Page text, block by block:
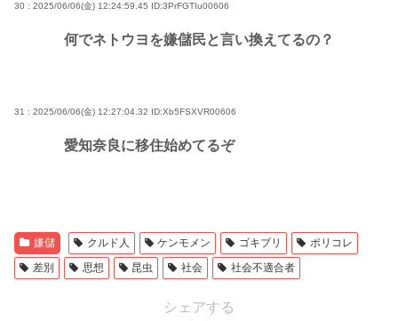
30 : 2025/06/06(金) 12:24:59.45 ID:3PrFGTIu00606
何でネトウヨを嫌儲民と言い換えてるの？
31 : 2025/06/06(金) 12:27:04.32 ID:Xb5FSXVR00606
愛知奈良に移住始めてるぞ
嫌儲 クルド人 ケンモメン ゴキブリ
ポリコレ
差別
思想 昆虫 社会 社会不適合者
シェアする